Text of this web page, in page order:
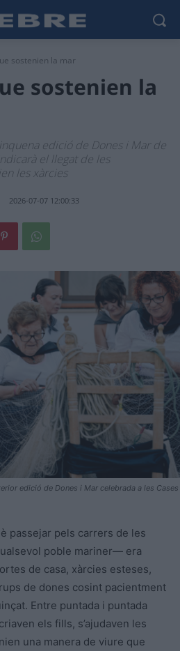
sostenien la mar
sostenien la
edició de Dones i Mar de
el llegat de les
les xàrcies
2026-07-07 12:00:33
edició de Dones i Mar celebrada a les Cases
passejar pels carrers de les
poble mariner— era
de casa, xàrcies esteses,
de dones cosint pacientment
Entre puntada i puntada
els fills, s’ajudaven les
una manera de viure que